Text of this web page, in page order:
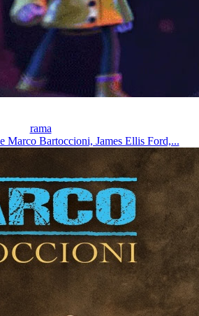
rama
Marco Bartoccioni, James Ellis Ford,...